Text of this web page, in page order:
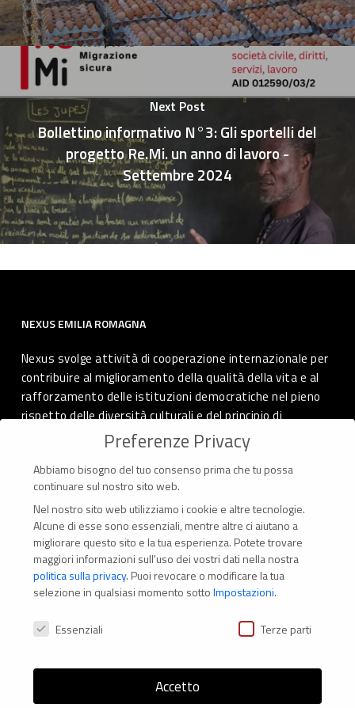
Next Post
Bollettino informativo N°3: Gli sportelli del
progetto Re.Mi. un anno di lavoro -
Settembre 2024
NEXUS EMILIA ROMAGNA
Nexus svolge attività di cooperazione internazionale per
contribuire al miglioramento della qualità della vita e al
rafforzamento delle istituzioni democratiche nel pieno
rispetto delle diversità culturali e del principio di
autodeterminazione dei popoli.
CONTATTI
Via Marconi 69 – 40122 Bologna (Italia)
Tel. +39 051 294 775
Preferenze Privacy
Abbiamo bisogno del tuo consenso prima che tu possa
continuare sul nostro sito web.
Nel nostro sito web utilizziamo i cookie e altre tecnologie.
Alcune di esse sono essenziali, mentre altre ci aiutano a
migliorare questo sito e la tua esperienza. Potete trovare
maggiori informazioni sull'uso dei vostri dati nella nostra
politica sulla privacy. Puoi revocare o modificare la tua
selezione in qualsiasi momento sottoImpostazioni.
Preferenze Privacy
Essenziali Terze parti
Accetto